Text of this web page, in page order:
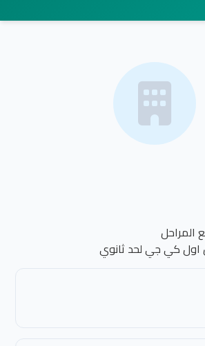
المراحل
كي جي لحد ثانوي